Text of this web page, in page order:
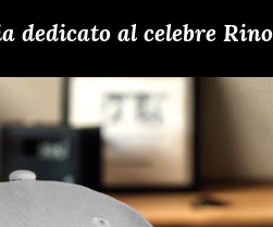
al celebre Rino